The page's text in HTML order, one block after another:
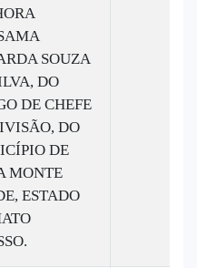
SOUZA
DO
DE CHEFE
DO
DE
MONTE
ESTADO